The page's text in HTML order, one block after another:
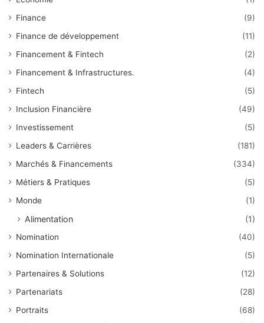
Finance
(9)
Finance de développement
(11)
Financement & Fintech
(2)
Financement & Infrastructures.
(4)
Fintech
(5)
Inclusion Financière
(49)
Investissement
(5)
Leaders & Carrières
(181)
Marchés & Financements
(334)
Métiers & Pratiques
(5)
Monde
(1)
Alimentation (1)
Nomination
(40)
Nomination Internationale
(5)
Partenaires & Solutions
(12)
Partenariats
(28)
Portraits
(68)